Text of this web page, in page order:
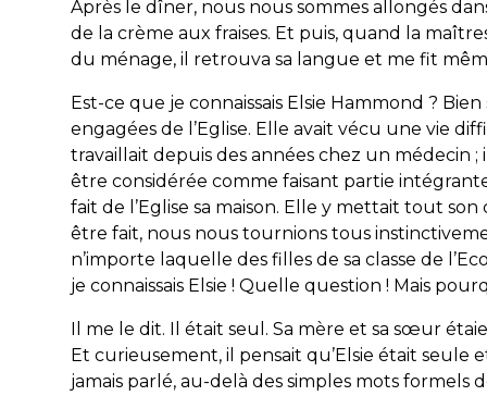
Après le dîner, nous nous sommes allongés
de la crème aux fraises. Et puis, quand la
du ménage, il retrouva sa langue et me fit
Est-ce que je connaissais Elsie Hammond ?
engagées de l’Eglise. Elle avait vécu une vie
travaillait depuis des années chez un médecin
être considérée comme faisant partie
fait de l’Eglise sa maison. Elle y mettait tout
être fait, nous nous tournions tous
n’importe laquelle des filles de sa classe de
je connaissais Elsie ! Quelle question ! Mais
Il me le dit. Il était seul. Sa mère et sa sœur
Et curieusement, il pensait qu’Elsie était seule
jamais parlé, au-delà des simples mots formels